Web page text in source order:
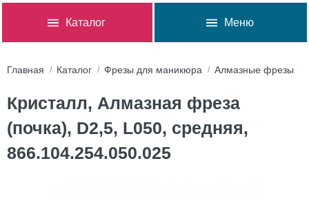
Каталог Меню
Главная Каталог Фрезы для маникюра Алмазные фрезы
Кристалл, Алмазная фреза
(почка), D2,5, L050, средняя,
866.104.254.050.025